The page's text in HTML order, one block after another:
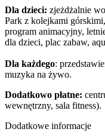
Dla dzieci: zjeżdżalnie
Park z kolejkami
program animacyjny,
dla dzieci, plac zabaw,
Dla każdego:
muzyka na żywo.
Dodatkowo płatne:
wewnętrzny, sala fitness).
Dodatkowe informacje